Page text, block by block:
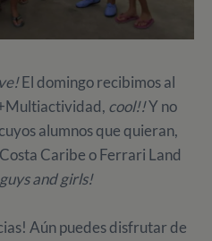
El domingo recibimos al
cool!!Y no
alumnos que quieran,
Caribe o Ferrari Land
and girls!
Aún puedes disfrutar de